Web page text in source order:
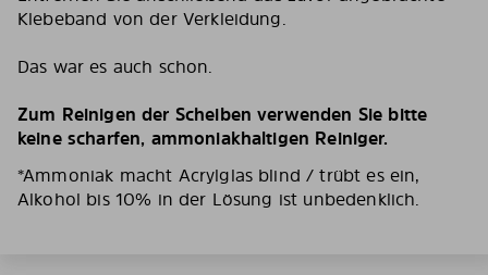
Klebeband von der Verkleidung.
Das war es auch schon.
Zum Reinigen der Scheiben verwenden Sie bitte
keine scharfen, ammoniakhaltigen Reiniger.
*Ammoniak macht Acrylglas blind / trübt es ein,
Alkohol bis 10% in der Lösung ist unbedenklich.